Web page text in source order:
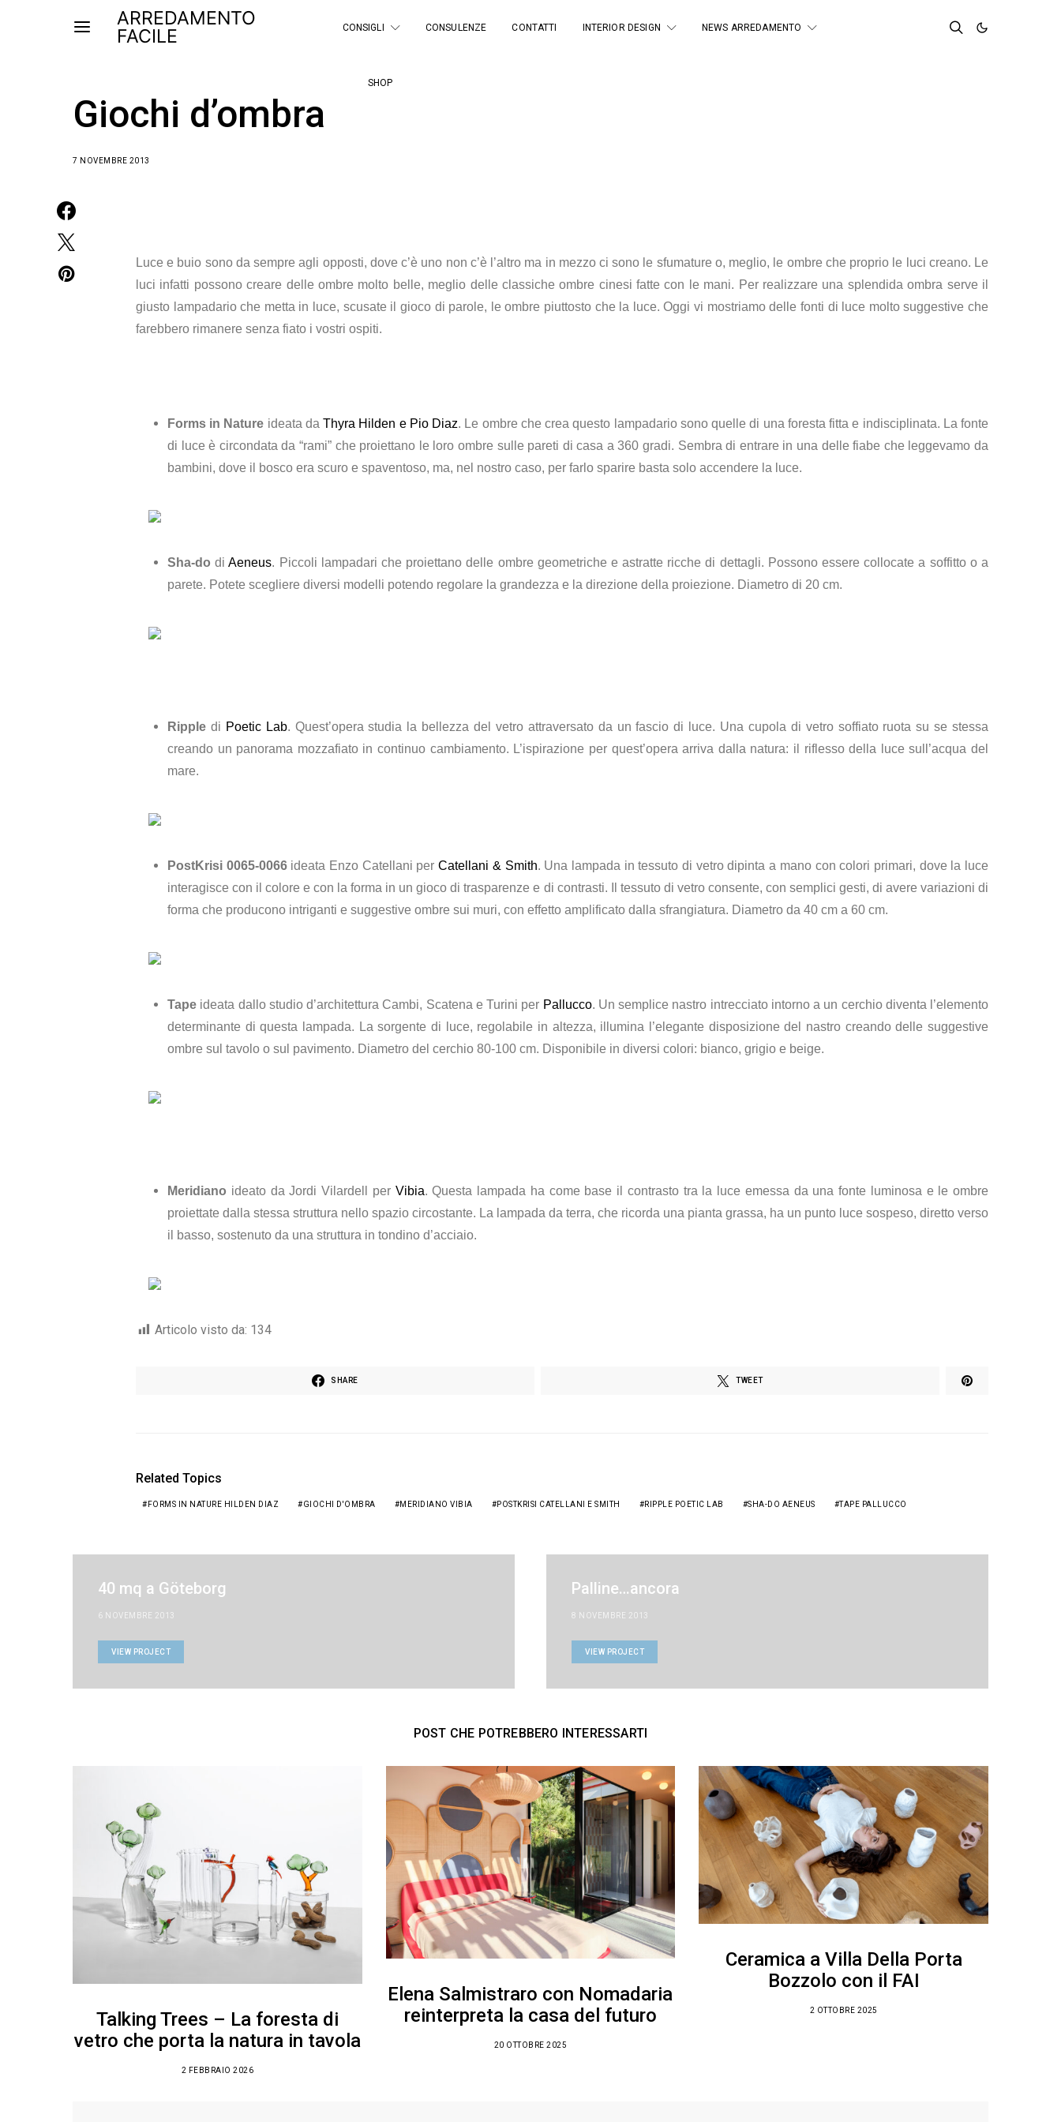
ARREDAMENTO
FACILE
CONSIGLI CONSULENZE CONTATTI INTERIOR DESIGN NEWS ARREDAMENTO
SHOP
Giochi d’ombra
7 NOVEMBRE 2013
Luce e buio sono da sempre agli opposti, dove c’è uno non c’è l’altro ma in mezzo ci sono le sfumature o, meglio, le ombre che proprio le luci creano. Le
luci infatti possono creare delle ombre molto belle, meglio delle classiche ombre cinesi fatte con le mani. Per realizzare una splendida ombra serve il
giusto lampadario che metta in luce, scusate il gioco di parole, le ombre piuttosto che la luce. Oggi vi mostriamo delle fonti di luce molto suggestive che
farebbero rimanere senza fiato i vostri ospiti.
Forms in Nature ideata daThyra Hilden e Pio Diaz. Le ombre che crea questo lampadario sono quelle di una foresta fitta e indisciplinata. La fonte
di luce è circondata da “rami” che proiettano le loro ombre sulle pareti di casa a 360 gradi. Sembra di entrare in una delle fiabe che leggevamo da
bambini, dove il bosco era scuro e spaventoso, ma, nel nostro caso, per farlo sparire basta solo accendere la luce.
Sha-do diAeneus. Piccoli lampadari che proiettano delle ombre geometriche e astratte ricche di dettagli. Possono essere collocate a soffitto o a
parete. Potete scegliere diversi modelli potendo regolare la grandezza e la direzione della proiezione. Diametro di 20 cm.
Ripple di Poetic Lab. Quest’opera studia la bellezza del vetro attraversato da un fascio di luce. Una cupola di vetro soffiato ruota su se stessa
creando un panorama mozzafiato in continuo cambiamento. L’ispirazione per quest’opera arriva dalla natura: il riflesso della luce sull’acqua del
mare.
PostKrisi 0065-0066ideata Enzo Catellani perCatellani & Smith. Una lampada in tessuto di vetro dipinta a mano con colori primari, dove la luce
interagisce con il colore e con la forma in un gioco di trasparenze e di contrasti. Il tessuto di vetro consente, con semplici gesti, di avere variazioni di
forma che producono intriganti e suggestive ombre sui muri, con effetto amplificato dalla sfrangiatura. Diametro da 40 cm a 60 cm.
Tape ideata dallo studio d’architettura Cambi, Scatena e Turini per Pallucco. Un semplice nastro intrecciato intorno a un cerchio diventa l’elemento
determinante di questa lampada. La sorgente di luce, regolabile in altezza, illumina l’elegante disposizione del nastro creando delle suggestive
ombre sul tavolo o sul pavimento. Diametro del cerchio 80-100 cm. Disponibile in diversi colori: bianco, grigio e beige.
Meridiano ideato da Jordi Vilardell per Vibia. Questa lampada ha come base il contrasto tra la luce emessa da una fonte luminosa e le ombre
proiettate dalla stessa struttura nello spazio circostante. La lampada da terra, che ricorda una pianta grassa, ha un punto luce sospeso, diretto verso
il basso, sostenuto da una struttura in tondino d’acciaio.
Articolo visto da: 134
SHARE TWEET
Related Topics
FORMS IN NATURE HILDEN DIAZ GIOCHI D'OMBRA MERIDIANO VIBIA POSTKRISI CATELLANI E SMITH RIPPLE POETIC LAB SHA-DO AENEUS TAPE PALLUCCO
40 mq a Göteborg
6 NOVEMBRE 2013
VIEW PROJECT
Palline…ancora
8 NOVEMBRE 2013
VIEW PROJECT
POST CHE POTREBBERO INTERESSARTI
Talking Trees – La foresta di
vetro che porta la natura in tavola
2 FEBBRAIO 2026
Elena Salmistraro con Nomadaria
reinterpreta la casa del futuro
20 OTTOBRE 2025
Ceramica a Villa Della Porta
Bozzolo con il FAI
2 OTTOBRE 2025